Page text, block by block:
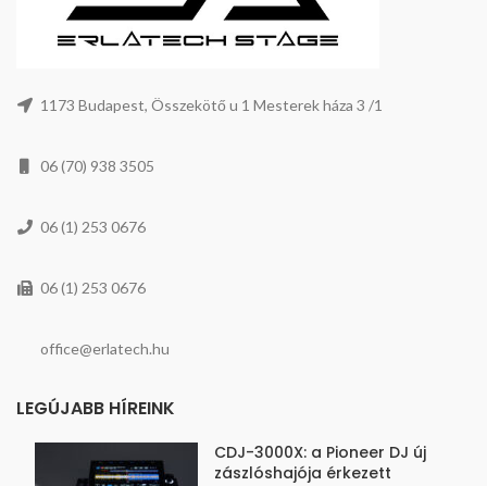
1173 Budapest, Összekötő u 1 Mesterek háza 3 /1
06 (70) 938 3505
06 (1) 253 0676
06 (1) 253 0676
office@erlatech.hu
LEGÚJABB HÍREINK
CDJ-3000X: a Pioneer DJ új
zászlóshajója érkezett